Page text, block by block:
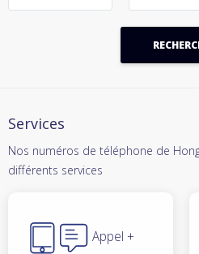
Services
Nos numéros de téléphone de
différents services
Appel +